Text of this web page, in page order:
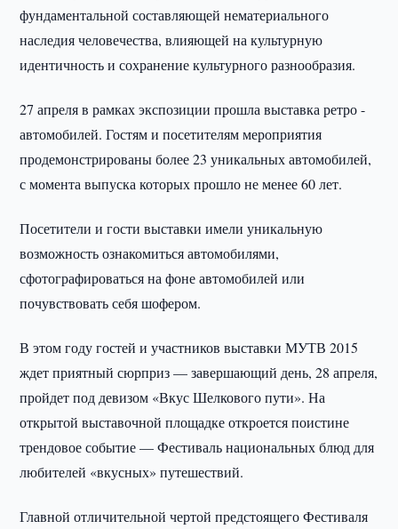
фундаментальной составляющей нематериального
наследия человечества, влияющей на культурную
идентичность и сохранение культурного разнообразия.
27 апреля в рамках экспозиции прошла выставка ретро -
автомобилей. Гостям и посетителям мероприятия
продемонстрированы более 23 уникальных автомобилей,
с момента выпуска которых прошло не менее 60 лет.
Посетители и гости выставки имели уникальную
возможность ознакомиться автомобилями,
сфотографироваться на фоне автомобилей или
почувствовать себя шофером.
В этом году гостей и участников выставки МУТВ 2015
ждет приятный сюрприз — завершающий день, 28 апреля,
пройдет под девизом «Вкус Шелкового пути». На
открытой выставочной площадке откроется поистине
трендовое событие — Фестиваль национальных блюд для
любителей «вкусных» путешествий.
Главной отличительной чертой предстоящего Фестиваля